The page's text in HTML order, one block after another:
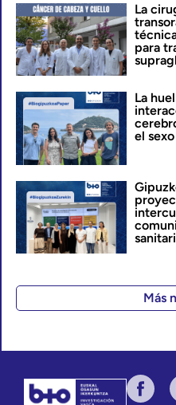
La
para
La
el sexo
Más